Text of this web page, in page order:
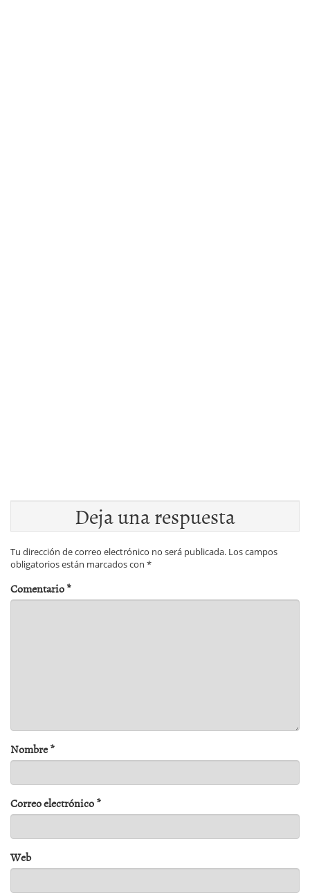
Deja una respuesta
Tu dirección de correo electrónico no será publicada. Los campos
obligatorios están marcados con *
Comentario*
Nombre*
Correo electrónico*
Web